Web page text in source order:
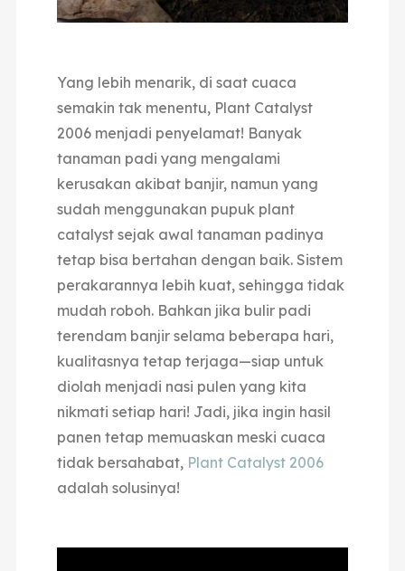
Yang lebih menarik, di saat cuaca
semakin tak menentu, Plant Catalyst
2006 menjadi penyelamat! Banyak
tanaman padi yang mengalami
kerusakan akibat banjir, namun yang
sudah menggunakan pupuk plant
catalyst sejak awal tanaman padinya
tetap bisa bertahan dengan baik. Sistem
perakarannya lebih kuat, sehingga tidak
mudah roboh. Bahkan jika bulir padi
terendam banjir selama beberapa hari,
kualitasnya tetap terjaga—siap untuk
diolah menjadi nasi pulen yang kita
nikmati setiap hari! Jadi, jika ingin hasil
panen tetap memuaskan meski cuaca
tidak bersahabat, Plant Catalyst 2006
adalah solusinya!